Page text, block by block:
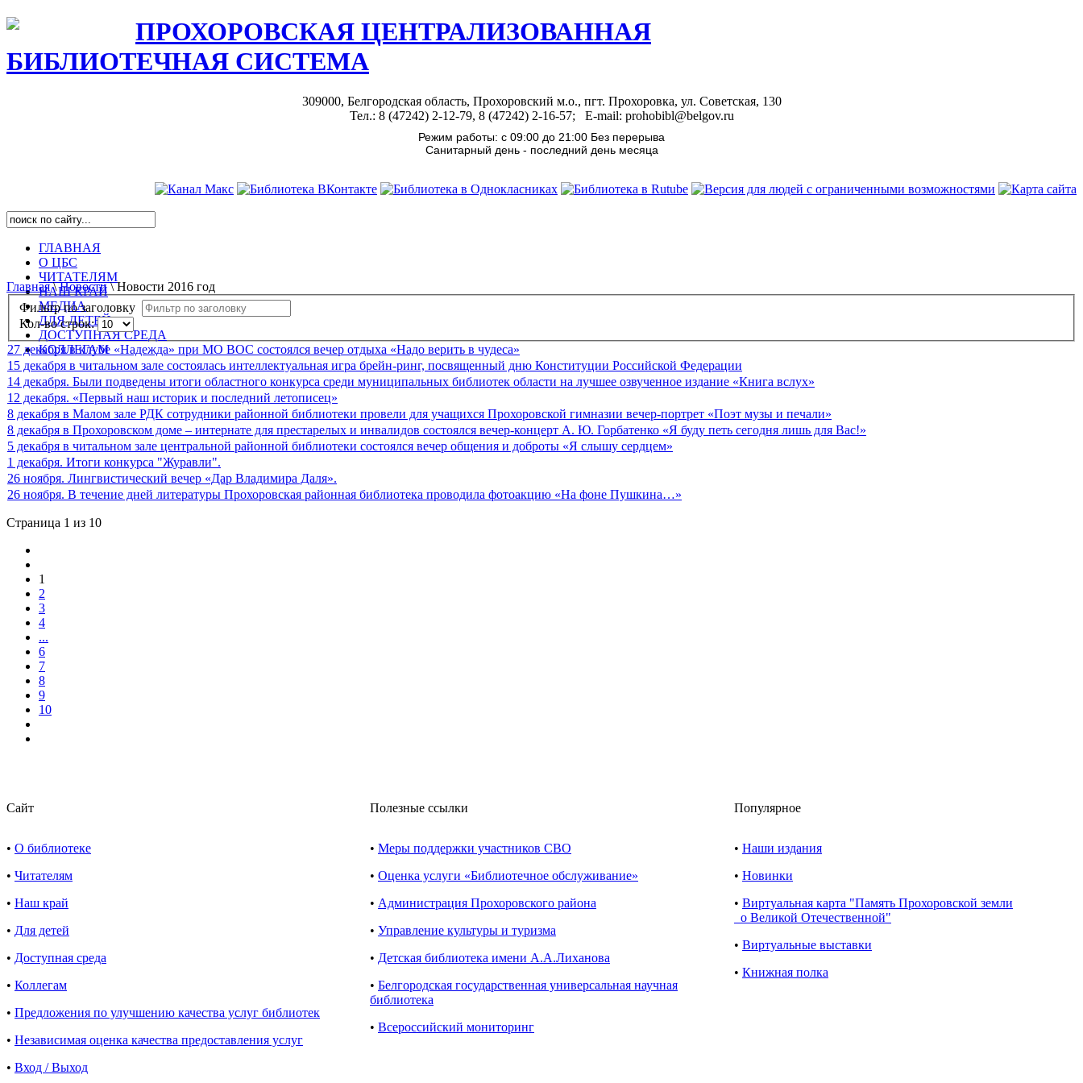
ПРОХОРОВСКАЯ ЦЕНТРАЛИЗОВАННАЯ
БИБЛИОТЕЧНАЯ СИСТЕМА
309000, Белгородская область, Прохоровский м.о., пгт. Прохоровка, ул. Советская, 130
Тел.: 8 (47242) 2-12-79, 8 (47242) 2-16-57; E-mail: prohobibl@belgov.ru
Режим работы: с 09:00 до 21:00 Без перерыва
Санитарный день - последний день месяца
ГЛАВНАЯ
О ЦБС
ЧИТАТЕЛЯМ
НАШ КРАЙ
МЕДИА
ДЛЯ ДЕТЕЙ
ДОСТУПНАЯ СРЕДА
КОЛЛЕГАМ
Главная\Новости\Новости 2016 год
Фильтр по заголовку
Кол-во строк:
27 декабря в клубе «Надежда» при МО ВОС состоялся вечер отдыха «Надо верить в чудеса»
15 декабря в читальном зале состоялась интеллектуальная игра брейн-ринг, посвященный дню Конституции Российской Федерации
14 декабря. Были подведены итоги областного конкурса среди муниципальных библиотек области на лучшее озвученное издание «Книга вслух»
12 декабря. «Первый наш историк и последний летописец»
8 декабря в Малом зале РДК сотрудники районной библиотеки провели для учащихся Прохоровской гимназии вечер-портрет «Поэт музы и печали»
8 декабря в Прохоровском доме – интернате для престарелых и инвалидов состоялся вечер-концерт А. Ю. Горбатенко «Я буду петь сегодня лишь для Вас!»
5 декабря в читальном зале центральной районной библиотеки состоялся вечер общения и доброты «Я слышу сердцем»
1 декабря. Итоги конкурса "Журавли".
26 ноября. Лингвистический вечер «Дар Владимира Даля».
26 ноября. В течение дней литературы Прохоровская районная библиотека проводила фотоакцию «На фоне Пушкина…»
Страница 1 из 10
1
2
3
4
...
6
7
8
9
10
Сайт Полезные ссылки Популярное
• О библиотеке
• Читателям
• Наш край
• Для детей
• Доступная среда
• Коллегам
• Предложения по улучшению качества услуг библиотек
• Независимая оценка качества предоставления услуг
• Вход / Выход
• Меры поддержки участников СВО
• Оценка услуги «Библиотечное обслуживание»
• Администрация Прохоровского района
• Управление культуры и туризма
• Детская библиотека имени А.А.Лиханова
• Белгородская государственная универсальная научная
библиотека
• Всероссийский мониторинг
• Наши издания
• Новинки
• Виртуальная карта "Память Прохоровской земли
о Великой Отечественной"
• Виртуальные выставки
• Книжная полка